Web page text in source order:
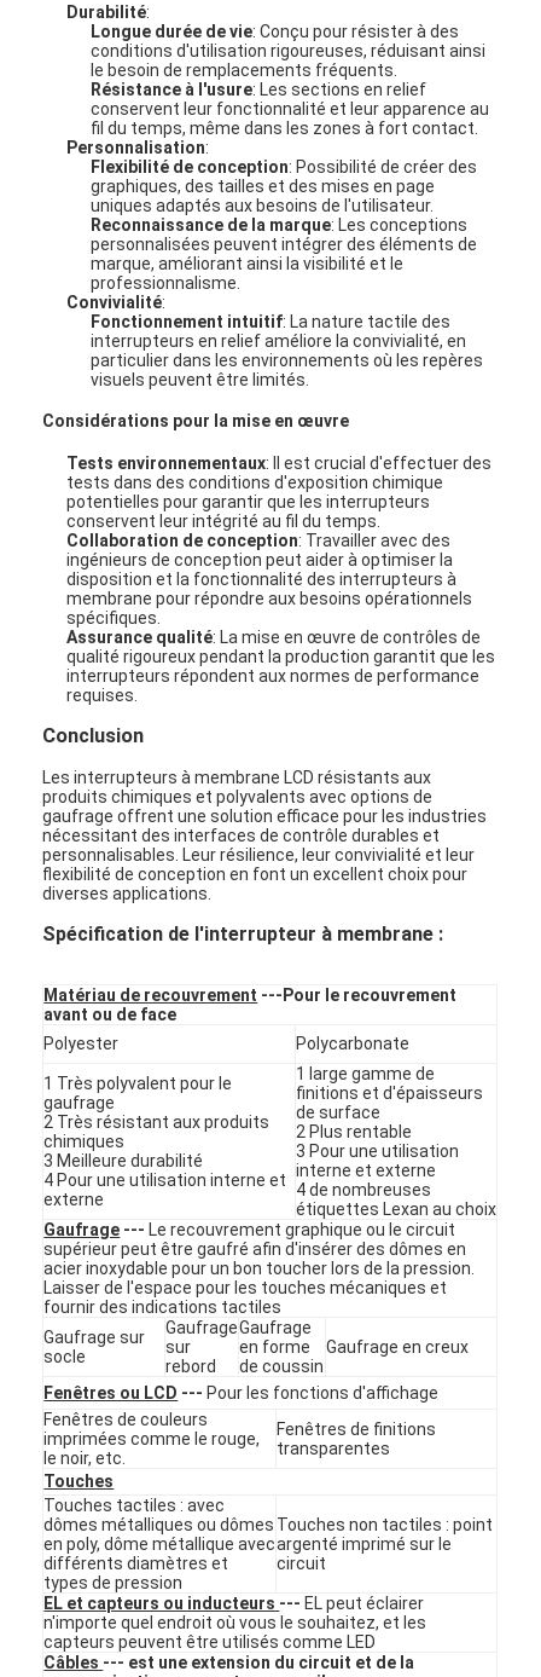
À la maison
Produits
Vidéos
Le spectacle VR
À propos de nous
Contrôle de la qualité
Nous contacter
Nouvelles
Demandez un devis
Contact à membrane de LED
Contact à membrane tactile
Contact à membrane de FPC
Interrupteur à membrane étanche
Commutateur à membrane d'impression numérique
commutateur de membrane rétroéclairée
Recouvrement graphique
Contact à membrane médical
Commutateur à membrane plate
Commutateur de membrane ESD
Commutateur à membrane LCD
Contact à membrane capacitif
Durabilité:
Longue durée de vie: Conçu pour résister à des
conditions d'utilisation rigoureuses, réduisant ainsi
le besoin de remplacements fréquents.
Résistance à l'usure: Les sections en relief
conservent leur fonctionnalité et leur apparence au
fil du temps, même dans les zones à fort contact.
Personnalisation:
Flexibilité de conception: Possibilité de créer des
graphiques, des tailles et des mises en page
uniques adaptés aux besoins de l'utilisateur.
Reconnaissance de la marque: Les conceptions
personnalisées peuvent intégrer des éléments de
marque, améliorant ainsi la visibilité et le
professionnalisme.
Convivialité:
Fonctionnement intuitif: La nature tactile des
interrupteurs en relief améliore la convivialité, en
particulier dans les environnements où les repères
visuels peuvent être limités.
Considérations pour la mise en œuvre
Tests environnementaux: Il est crucial d'effectuer des
tests dans des conditions d'exposition chimique
potentielles pour garantir que les interrupteurs
conservent leur intégrité au fil du temps.
Collaboration de conception: Travailler avec des
ingénieurs de conception peut aider à optimiser la
disposition et la fonctionnalité des interrupteurs à
membrane pour répondre aux besoins opérationnels
spécifiques.
Assurance qualité: La mise en œuvre de contrôles de
qualité rigoureux pendant la production garantit que les
interrupteurs répondent aux normes de performance
requises.
Conclusion
Les interrupteurs à membrane LCD résistants aux
produits chimiques et polyvalents avec options de
gaufrage offrent une solution efficace pour les industries
nécessitant des interfaces de contrôle durables et
personnalisables. Leur résilience, leur convivialité et leur
flexibilité de conception en font un excellent choix pour
diverses applications.
Spécification de l'interrupteur à membrane :
Matériau de recouvrement ---Pour le recouvrement
avant ou de face
Polyester
Polycarbonate
1 Très polyvalent pour le
gaufrage
2 Très résistant aux produits
chimiques
3 Meilleure durabilité
4 Pour une utilisation interne et
externe
1 large gamme de
finitions et d'épaisseurs
de surface
2 Plus rentable
3 Pour une utilisation
interne et externe
4 de nombreuses
étiquettes Lexan au choix
Gaufrage --- Le recouvrement graphique ou le circuit
supérieur peut être gaufré afin d'insérer des dômes en
acier inoxydable pour un bon toucher lors de la pression.
Laisser de l'espace pour les touches mécaniques et
fournir des indications tactiles
Gaufrage sur
socle
Gaufrage
sur
rebord
Gaufrage
en forme
de coussin
Gaufrage en creux
Fenêtres ou LCD --- Pour les fonctions d'affichage
Fenêtres de couleurs
imprimées comme le rouge,
le noir, etc.
Fenêtres de finitions
transparentes
Touches
Touches tactiles : avec
dômes métalliques ou dômes
en poly, dôme métallique avec
différents diamètres et
types de pression
Touches non tactiles : point
argenté imprimé sur le
circuit
EL et capteurs ou inducteurs --- EL peut éclairer
n'importe quel endroit où vous le souhaitez, et les
capteurs peuvent être utilisés comme LED
Câbles --- est une extension du circuit et de la